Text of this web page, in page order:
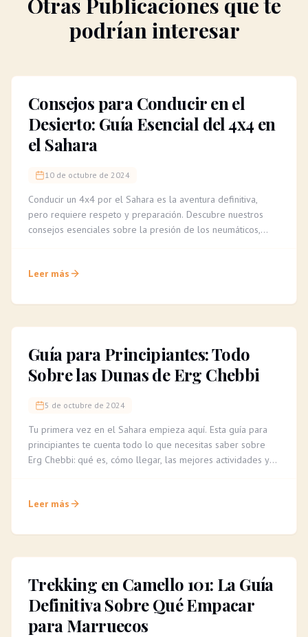
Otras Publicaciones que te
podrían interesar
Consejos para Conducir en el
Desierto: Guía Esencial del 4x4 en
el Sahara
10 de octubre de 2024
Conducir un 4x4 por el Sahara es la aventura definitiva,
pero requiere respeto y preparación. Descubre nuestros
consejos esenciales sobre la presión de los neumáticos,
Leer más
Guía para Principiantes: Todo
Sobre las Dunas de Erg Chebbi
5 de octubre de 2024
Tu primera vez en el Sahara empieza aquí. Esta guía para
principiantes te cuenta todo lo que necesitas saber sobre
Erg Chebbi: qué es, cómo llegar, las mejores actividades y
Leer más
Trekking en Camello 101: La Guía
Definitiva Sobre Qué Empacar
para Marruecos